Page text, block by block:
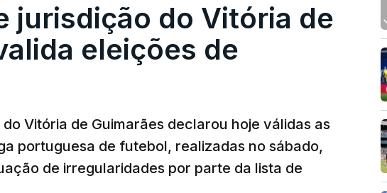
jurisdição do Vitória de
eleições de
Vitória de Guimarães declarou hoje válidas as
portuguesa de futebol, realizadas no sábado,
de irregularidades por parte da lista de